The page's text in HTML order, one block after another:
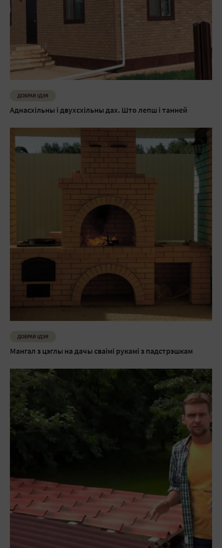
ДОБРАЯ ІДЭЯ
Аднасхільны і двухсхільны дах. Што лепш і танней
ДОБРАЯ ІДЭЯ
Мангал з цэглы на дачы сваімі рукамі з падстрэшкам